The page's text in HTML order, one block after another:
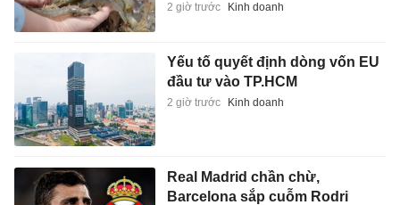
2 giờ trước Kinh doanh
Yếu tố quyết định dòng vốn EU
đầu tư vào TP.HCM
2 giờ trước Kinh doanh
Real Madrid chần chừ,
Barcelona sắp cuỗm Rodri